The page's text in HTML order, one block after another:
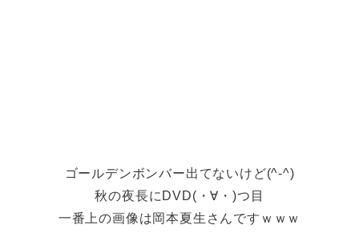
ゴールデンボンバー出てないけど(^-^)
秋の夜長にDVD(・∀・)つ目
一番上の画像は岡本夏生さんですｗｗｗ